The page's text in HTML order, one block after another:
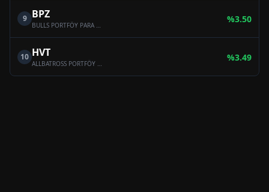
9 BPZ
BULLS PORTFÖY PARA PİYASASI (TL) FONU
%3.50
10 HVT
ALLBATROSS PORTFÖY BİRİNCİ PARA PİYASASI (TL) FONU
%3.49